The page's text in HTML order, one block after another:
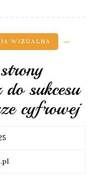
WIZUALNA
sukcesu
cyfrowej